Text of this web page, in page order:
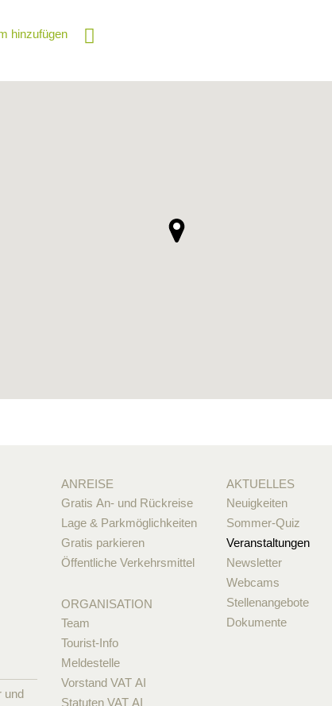
hinzufügen
und
ANREISE
Gratis An- und Rückreise
Lage & Parkmöglichkeiten
Gratis parkieren
Öffentliche Verkehrsmittel
ORGANISATION
Team
Tourist-Info
Meldestelle
Vorstand VAT AI
Statuten VAT AI
AKTUELLES
Neuigkeiten
Sommer-Quiz
Veranstaltungen
Newsletter
Webcams
Stellenangebote
Dokumente